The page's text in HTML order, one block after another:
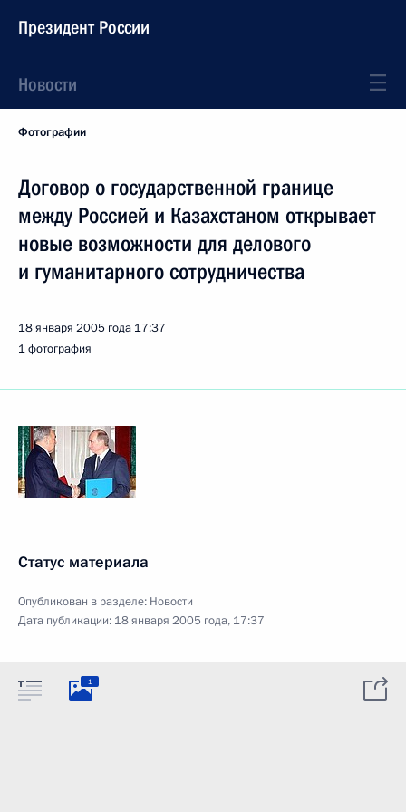
Президент России
Новости
Фотографии
Договор о государственной границе
между Россией и Казахстаном открывает
новые возможности для делового
и гуманитарного сотрудничества
18 января 2005 года 17:37
1 фотография
Статус материала
Опубликован в разделе: Новости
Дата публикации: 18 января 2005 года, 17:37
1